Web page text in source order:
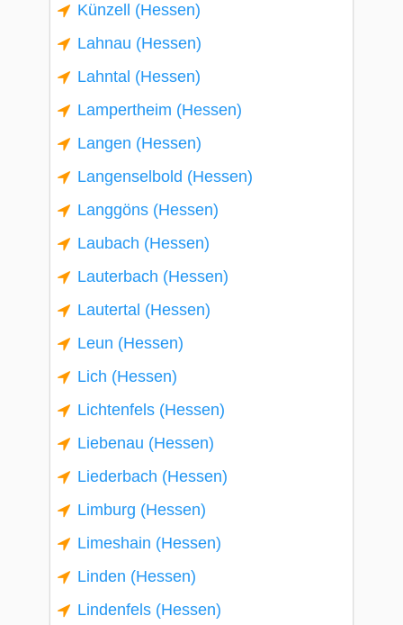
Künzell (Hessen)
Lahnau (Hessen)
Lahntal (Hessen)
Lampertheim (Hessen)
Langen (Hessen)
Langenselbold (Hessen)
Langgöns (Hessen)
Laubach (Hessen)
Lauterbach (Hessen)
Lautertal (Hessen)
Leun (Hessen)
Lich (Hessen)
Lichtenfels (Hessen)
Liebenau (Hessen)
Liederbach (Hessen)
Limburg (Hessen)
Limeshain (Hessen)
Linden (Hessen)
Lindenfels (Hessen)